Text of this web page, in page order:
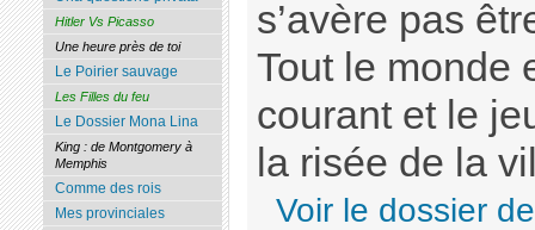
s’avère pas
Tout le monde
courant et le
la risée de la
Voir le dossier
Hitler Vs Picasso
Une heure près de toi
Le Poirier sauvage
Les Filles du feu
Le Dossier Mona Lina
King : de Montgomery à
Memphis
Comme des rois
Mes provinciales